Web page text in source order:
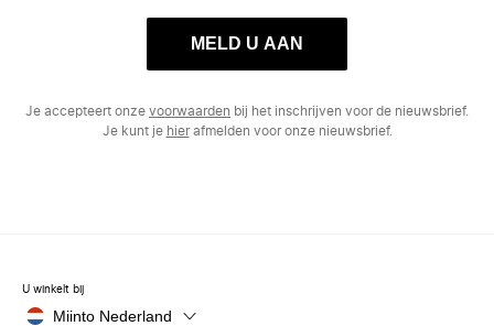
MELD U AAN
Je accepteert onze voorwaarden bij het inschrijven voor de nieuwsbrief.
Je kunt je hierafmelden voor onze nieuwsbrief.
U winkelt bij
Miinto Nederland